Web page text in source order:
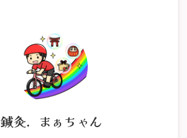
鍼灸．まぁちゃん